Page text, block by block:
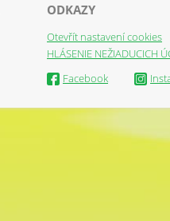
ODKAZY
Otevřít nastavení cookies
HLÁSENIE NEŽIADUCICH
Facebook